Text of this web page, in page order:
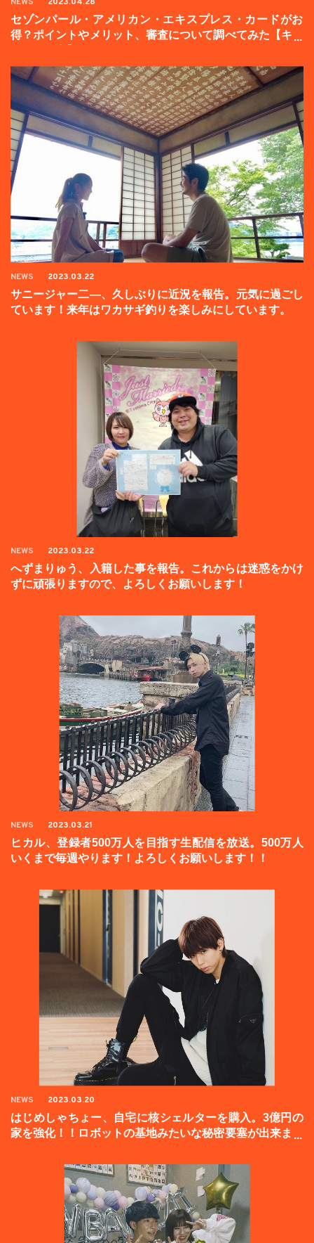
NEWS 2023.04.28
セゾンパール・アメリカン・エキスプレス・カードがお
得？ポイントやメリット、審査について調べてみた【キャ
NEWS 2023.03.22
サニージャー二―、久しぶりに近況を報告。元気に過ごし
ています！来年はワカサギ釣りを楽しみにしています。
NEWS 2023.03.22
へずまりゅう、入籍した事を報告。これからは迷惑をかけ
ずに頑張りますので、よろしくお願いします！
NEWS 2023.03.21
ヒカル、登録者500万人を目指す生配信を放送。500万人
いくまで毎週やります！よろしくお願いします！！
NEWS 2023.03.20
はじめしゃちょー、自宅に核シェルターを購入。3億円の
家を強化！！ロボットの基地みたいな秘密要塞が出来まし